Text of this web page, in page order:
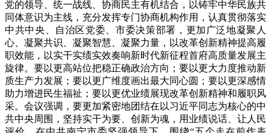
党的领导、统一战线、协商民主有机结合，以铸牢中华民族共
同体意识为主线，充分发挥专门协商机构作用，认真贯彻落实
中共中央、自治区党委、市委决策部署，更加广泛地凝聚人
心、凝聚共识、凝聚智慧、凝聚力量，以改革创新精神提高履
职效能，以实干实绩实效奏响新时代新征程首府高质量发展主
旋律。要以更高站位把稳正确政治方向；要以更大力度推动新
质生产力发展；要以更广维度画出最大同心圆；要以更深感情
助力增进民生福祉；要以更优业绩展现改革创新精神和履职风
采。会议强调，要更加紧密地团结在以习近平同志为核心的中
共中央周围，坚持实干为要、创新为魂，用业绩说话、让人民